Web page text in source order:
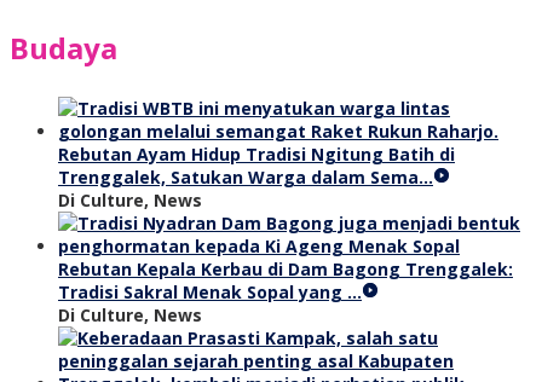
Budaya
Rebutan Ayam Hidup Tradisi Ngitung Batih di
Trenggalek, Satukan Warga dalam Sema…
Di Culture, News
Rebutan Kepala Kerbau di Dam Bagong Trenggalek:
Tradisi Sakral Menak Sopal yang …
Di Culture, News